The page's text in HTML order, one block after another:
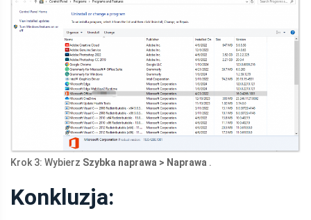
Krok 3: Wybierz Szybka naprawa > Naprawa .
Konkluzja: